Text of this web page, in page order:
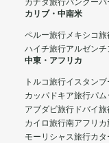
カナダ旅行バンクーバ
カリブ・中南米
ペルー旅行メキシコ旅
ハイチ旅行アルゼン
中東・アフリカ
トルコ旅行イスタン
カッパドキア旅行パム
アブダビ旅行 ドバイ旅
カイロ旅行南アフリカ
モーリシャス旅行カ